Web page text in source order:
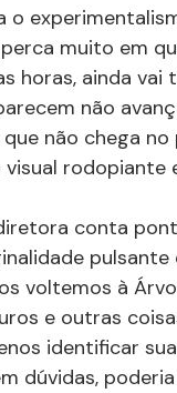
o
muito em
horas, ainda
não
não chega
rodopiante
conta
pulsante
voltemos à
e outras
identificar
dúvidas,